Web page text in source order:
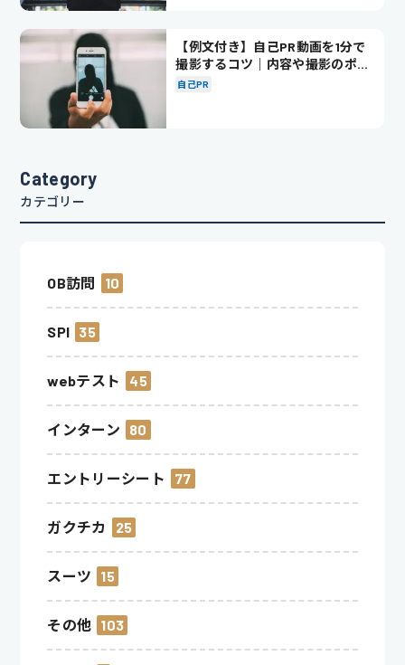
【例文付き】自己PR動画を1分で
撮影するコツ｜内容や撮影のポイ
ントも解説
自己PR
Category
カテゴリー
OB訪問 10
SPI 35
webテスト 45
インターン 80
エントリーシート 77
ガクチカ 25
スーツ 15
その他 103